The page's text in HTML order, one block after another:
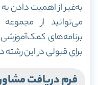
به‌غیر از اهمیت دادن
می‌توانید از
برنامه‌های
برای قبولی در این
فرم دریافت